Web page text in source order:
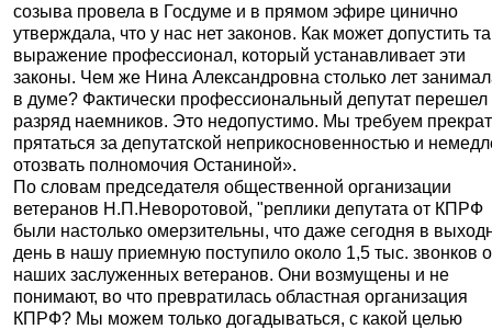
созыва провела в Госдуме и в прямом эфире цинично
утверждала, что у нас нет законов. Как может допустить
выражение профессионал, который устанавливает эти
законы. Чем же Нина Александровна столько лет
в думе? Фактически профессиональный депутат перешел
разряд наемников. Это недопустимо. Мы требуем
прятаться за депутатской неприкосновенностью и
отозвать полномочия Останиной».
По словам председателя общественной организации
ветеранов Н.П.Неворотовой, "реплики депутата от КПРФ
были настолько омерзительны, что даже сегодня в
день в нашу приемную поступило около 1,5 тыс. звонков
наших заслуженных ветеранов. Они возмущены и не
понимают, во что превратилась областная организация
КПРФ? Мы можем только догадываться, с какой целью